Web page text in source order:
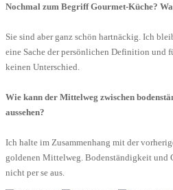
Nochmal zum Begriff Gourmet-Küche?
Sie sind aber ganz schön hartnäckig. Ich
eine Sache der persönlichen Definition und
keinen Unterschied.
Wie kann der Mittelweg zwischen
aussehen?
Ich halte im Zusammenhang mit der
goldenen Mittelweg. Bodenständigkeit und
nicht per se aus.